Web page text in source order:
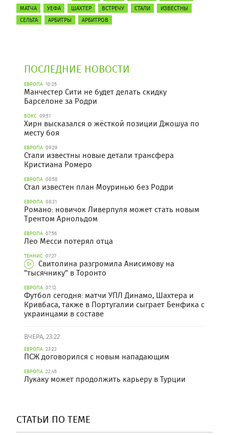
МАТЧА
УЕФА ШАХТЕР ВСТРЕЧУ СТАЛИ
ИЗВЕСТНЫ
СЕЛЬТА
АРБИТРЫ АРБИТРОВ
ПОСЛЕДНИЕ НОВОСТИ
ЕВРОПА 10:25
Манчестер Сити не будет делать скидку
Барселоне за Родри
БОКС 09:51
Хирн высказался о жёсткой позиции Джошуа по
месту боя
ЕВРОПА 09:29
Стали известны новые детали трансфера
Кристиана Ромеро
ЕВРОПА 08:58
Стал известен план Моуринью без Родри
ЕВРОПА 08:31
Романо: новичок Ливерпуля может стать новым
Трентом Арнольдом
ЕВРОПА 07:56
Лео Месси потерял отца
ТЕННИС 07:27
Свитолина разгромила Анисимову на
"тысячнику" в Торонто
ЕВРОПА 07:12
Футбол сегодня: матчи УПЛ Динамо, Шахтера и
Кривбаса, также в Португалии сыграет Бенфика с
украинцами в составе
ВЧЕРА, 23:22
ЕВРОПА 23:22
ПСЖ договорился с новым нападающим
ЕВРОПА 22:45
Лукаку может продолжить карьеру в Турции
СТАТЬИ ПО ТЕМЕ